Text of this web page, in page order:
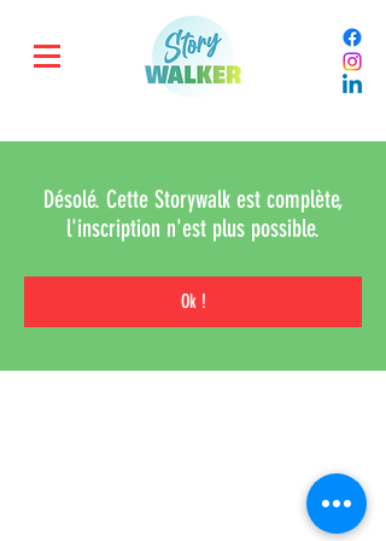
Désolé. Cette Storywalk est complète,
l'inscription n'est plus possible.
Ok !